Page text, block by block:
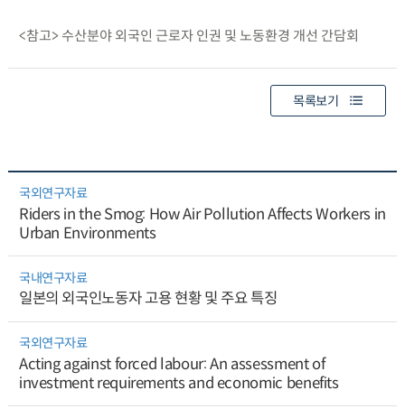
<참고> 수산분야 외국인 근로자 인권 및 노동환경 개선 간담회
목록보기
국외연구자료
Riders in the Smog: How Air Pollution Affects Workers in
Urban Environments
국내연구자료
일본의 외국인노동자 고용 현황 및 주요 특징
국외연구자료
Acting against forced labour: An assessment of
investment requirements and economic benefits